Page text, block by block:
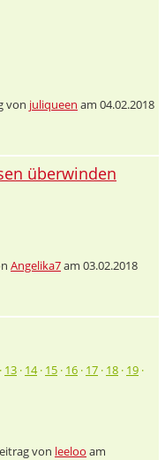
von juliqueen am 04.02.2018
überwinden
Angelika7am 03.02.2018
· 13 · 14· 15 · 16 · 17 · 18 · 19 ·
von leeloo am